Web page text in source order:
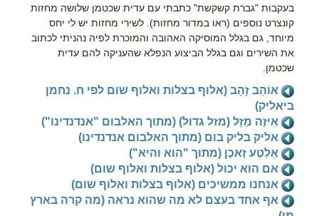
בעקבות "גברת קשקשת" כתבתי עם עדית שכטמן שלושה מחזות
קונצרט נוספים (ראו במדור מחזות). לשירי מחזות יש לי יחס
מיוחד, גם בגלל המוסיקה האהובה והמוכרת לפיה נהניתי לכתוב
את השירים וגם בגלל הביצוע הנפלא שהעניקה להם עדית
שכטמן.
אוֹהֵב זָהָב (אלוף בצלות ואלוף שום לפי ח. נחמן
ביאליק)
אֵיזֶה מַזָּל (מזל גדול) (מתוך האלבום "אנדנדינו")
אליק בליק בום (מתוך האלבום אנדנדינו)
אַלְטֶע זַאכֶן (מתוך "הוא והיא")
אם הוא יכול (אלוף בצלות ואלוף שום)
אנחנו ממשיכים (אלוף בצלות ואלוף שום)
אף אחד בעצם לא מה שהוא נראה (מה קרה בארץ